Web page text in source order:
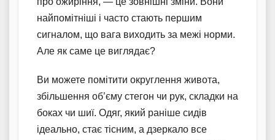
найпомітніші і часто стають першим
сигналом, що вага виходить за межі норми.
Але як саме це виглядає?
Ви можете помітити округлення живота,
збільшення об’єму стегон чи рук, складки на
боках чи шиї. Одяг, який раніше сидів
ідеально, стає тісним, а дзеркало все